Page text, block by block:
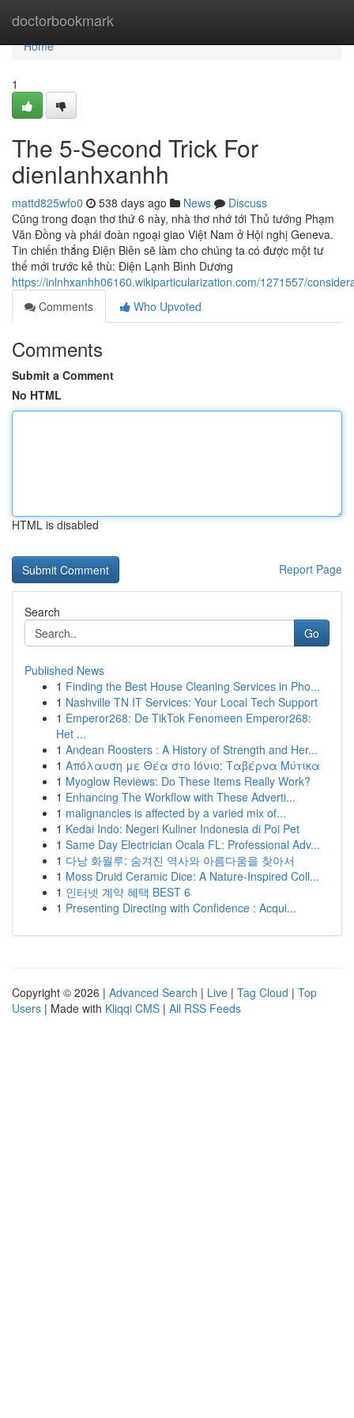
doctorbookmark
Home
Home
1
The 5-Second Trick For
dienlanhxanhh
mattd825wfo0 538 days ago News
Discuss
Cũng trong đoạn thơ thứ 6 này, nhà thơ nhớ tới Thủ tướng Phạm
Văn Đồng và phái đoàn ngoại giao Việt Nam ở Hội nghị Geneva.
Tin chiến thắng Điện Biên sẽ làm cho chúng ta có được một tư
thế mới trước kẻ thù: Điện Lạnh Bình Dương
https://inlnhxanhh06160.wikiparticularization.com/1271557/
Comments
Who Upvoted
Comments
Submit a Comment
No HTML
HTML is disabled
Report Page
Search
Go
Published News
1 Finding the Best House Cleaning Services in Pho...
1 Nashville TN IT Services: Your Local Tech Support
1 Emperor268: De TikTok Fenomeen Emperor268:
Het ...
1 Andean Roosters : A History of Strength and Her...
1 Απόλαυση με Θέα στο Ιόνιο: Ταβέρνα Μύτικα
1 Myoglow Reviews: Do These Items Really Work?
1 Enhancing The Workflow with These Adverti...
1 malignancies is affected by a varied mix of...
1 Kedai Indo: Negeri Kuliner Indonesia di Poi Pet
1 Same Day Electrician Ocala FL: Professional Adv...
1 다낭 화월루: 숨겨진 역사와 아름다움을 찾아서
1 Moss Druid Ceramic Dice: A Nature-Inspired Coll...
1 인터넷 계약 혜택 BEST 6
1 Presenting Directing with Confidence : Acqui...
Copyright © 2026 | Advanced Search | Live | Tag Cloud | Top
Users | Made with Kliqqi CMS | All RSS Feeds